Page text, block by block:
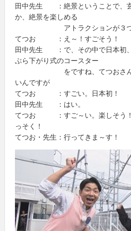
田中先生 ：絶景ということで、
か、絶景を楽しめる
アトラクションが３つあ
てつお ：え～！すごそう！
田中先生 ：で、その中で日本初
ぶら下がり式のコースター
をですね、てつおさんに
いんですが
てつお ：すごい。日本初！
田中先生 ：はい。
てつお ：すご～い。楽しそう！
っそく！
てつお・先生：行ってきま～す！